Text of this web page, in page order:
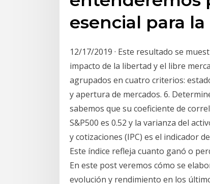
esencial para
12/17/2019 · Este resultado se
impacto de la libertad y el libre
agrupados en cuatro criterios:
y apertura de mercados. 6.
sabemos que su coeficiente de
S&P500 es 0.52 y la varianza del
y cotizaciones (IPC) es el indicador
Este índice refleja cuanto ganó o
En este post veremos cómo se
evolución y rendimiento en los